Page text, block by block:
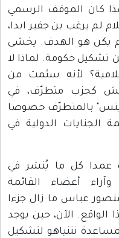
كان الموقف الرسمي
لم يرغب بن جفير ابدا،
يكن هو الهدف. يخشى
تشكيل حكومة. لماذا لا
لأنه سئمت من
كحزب متطرّف، في
بالمتطرّف خصوصا
الجنايات الدولية في
عمدا كل ما يُنشر في
أعضاء القائمة
عباس ما زال جزءا
الواقع. الآن، حين يوجد
نتنياهو لتشكيل